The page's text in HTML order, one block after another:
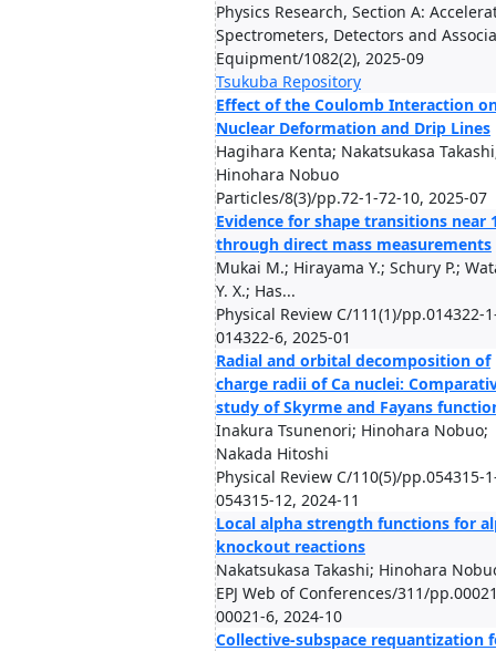
Physics Research, Section A:
Spectrometers, Detectors and
Equipment/1082(2), 2025-09
Tsukuba Repository
Effect of the Coulomb Interaction
Nuclear Deformation and Drip Lines
Hagihara Kenta; Nakatsukasa
Hinohara Nobuo
Particles/8(3)/pp.72-1-72-10, 2025-07
Evidence for shape transitions near
through direct mass measurements
Mukai M.; Hirayama Y.; Schury P.;
Y. X.; Has...
Physical Review C/111(1)/pp.014322-
014322-6, 2025-01
Radial and orbital decomposition of
charge radii of Ca nuclei:
study of Skyrme and Fayans
Inakura Tsunenori; Hinohara Nobuo;
Nakada Hitoshi
Physical Review C/110(5)/pp.054315-
054315-12, 2024-11
Local alpha strength functions for
knockout reactions
Nakatsukasa Takashi; Hinohara
EPJ Web of Conferences/311/
00021-6, 2024-10
Collective-subspace requantization